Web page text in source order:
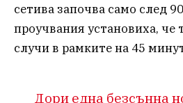
сетива започва само след
проучвания установиха, че
случи в рамките на 45
Дори една безсънна